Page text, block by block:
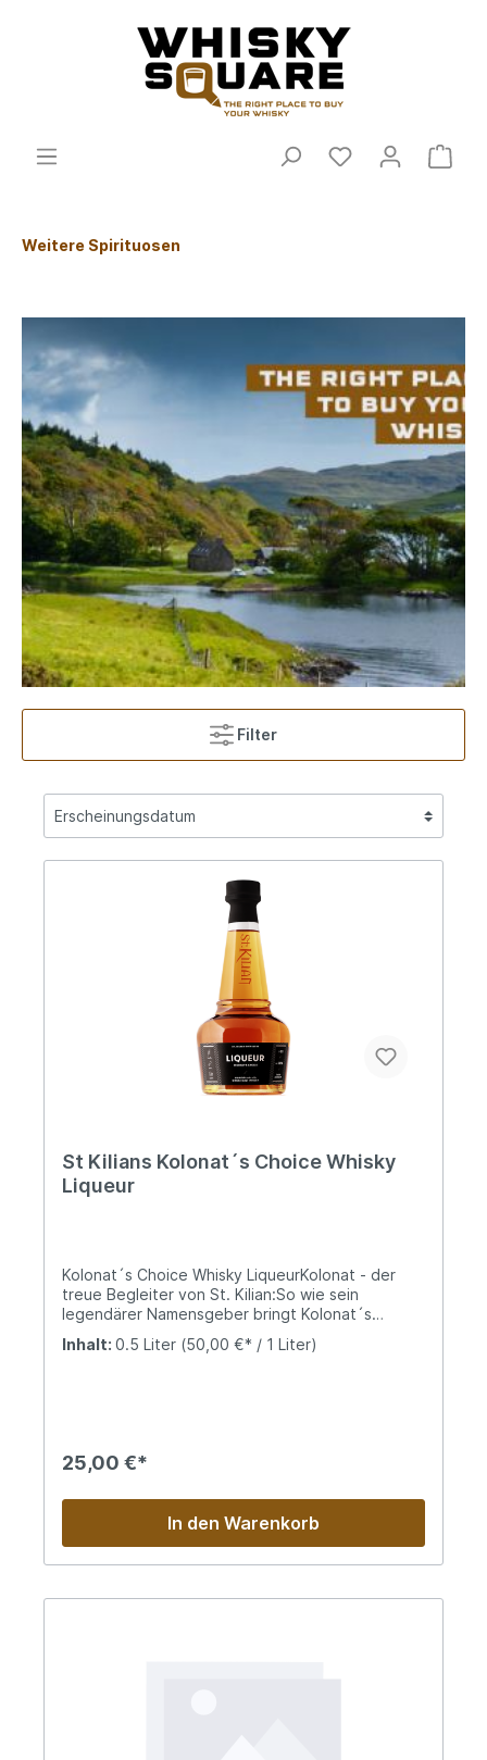
Weitere Spirituosen
Filter
St Kilians Kolonat´s Choice Whisky
Liqueur
Kolonat´s Choice Whisky LiqueurKolonat - der
treue Begleiter von St. Kilian:So wie sein
legendärer Namensgeber bringt Kolonat´s
sanfter Whisky-Likör auf der Basis von Single Malt
leckere Cocktails. :-)
Inhalt: 0.5 Liter (50,00 €* / 1 Liter)
25,00 €*
In den Warenkorb